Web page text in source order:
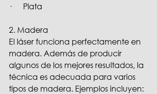
· Plata
2. Madera
El láser funciona perfectamente en
madera. Además de producir
algunos de los mejores resultados, la
técnica es adecuada para varios
tipos de madera. Ejemplos incluyen: